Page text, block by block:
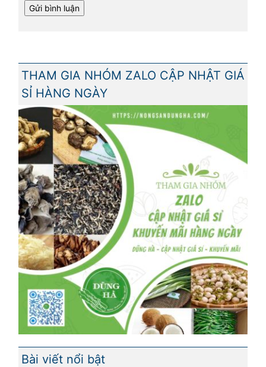
THAM GIA NHÓM ZALO CẬP NHẬT GIÁ
SỈ HÀNG NGÀY
Bài viết nổi bật